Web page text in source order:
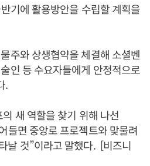
기에 활용방안을 수립할 계획을
주와 상생협약을 체결해 소셜벤
인 등 수요자들에게 안정적으로
.
새 역할을 찾기 위해 나선
들면 중앙로 프로젝트와 맞물려
날 것”이라고 말했다. [비즈니